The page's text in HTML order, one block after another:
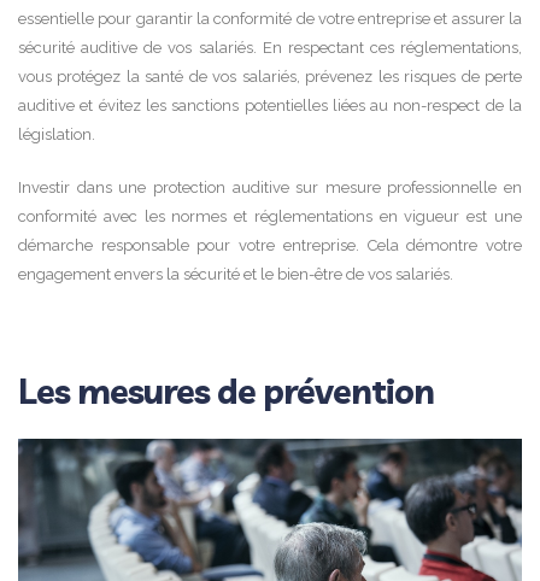
essentielle pour garantir la conformité de votre entreprise et assurer la
sécurité auditive de vos salariés. En respectant ces réglementations,
vous protégez la santé de vos salariés, prévenez les risques de perte
auditive et évitez les sanctions potentielles liées au non-respect de la
législation.
Investir dans une protection auditive sur mesure professionnelle en
conformité avec les normes et réglementations en vigueur est une
démarche responsable pour votre entreprise. Cela démontre votre
engagement envers la sécurité et le bien-être de vos salariés.
Les mesures de prévention